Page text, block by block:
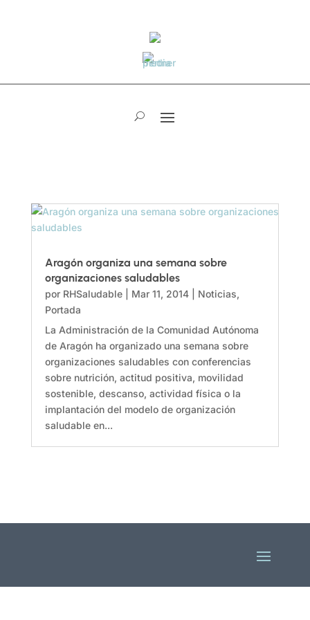
Aragón organiza una semana sobre
organizaciones saludables
por RHSaludable| Mar 11, 2014| Noticias,
Portada
La Administración de la Comunidad Autónoma
de Aragón ha organizado una semana sobre
organizaciones saludables con conferencias
sobre nutrición, actitud positiva, movilidad
sostenible, descanso, actividad física o la
implantación del modelo de organización
saludable en...